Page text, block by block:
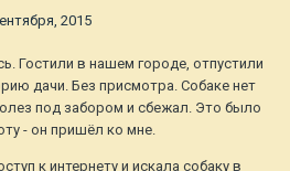
2015
Гостили в нашем городе, отпустили
дачи. Без присмотра. Собаке нет
под забором и сбежал. Это было
- он пришёл ко мне.
к интернету и искала собаку в